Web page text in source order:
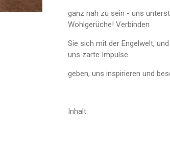
ganz nah zu sein - uns
Wohlgerüche! Verbinden
Sie sich mit der Engelwelt,
uns zarte Impulse
geben, uns inspirieren und
Inhalt: